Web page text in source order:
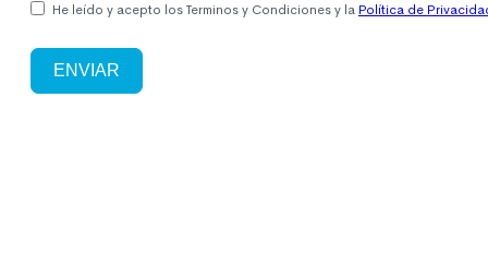
He leído y acepto los Terminos y Condiciones y la Política de
ENVIAR